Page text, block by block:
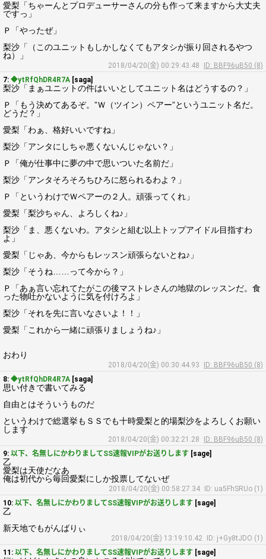
愛梨「ちゃーんとプロデューサーさんの分も作って来ますから大丈夫
ですっ」
Ｐ「やったぜ」
梨沙「（このユニットもしかしなくてもアタシが振り回されるやつ
ね）」
2018/04/20(金) 00:29:43.48
ID: BBF96uB50 (8)
7: ◆ytRfQhDR4R7A [saga]
梨沙「まぁユニットの件はいいとしてユニット名はどうするの？」
Ｐ「もう決めてあるぞ。”Ｗ（ツイン）ペアー”というユニット名だ。
どうだ？」
愛梨「わぁ、格好いいですね」
梨沙「アンタにしちゃ悪くないんじゃない？」
Ｐ「俺が仕事中に夢の中で思いついた名前だ」
梨沙「アンタそろそろちひろに怒られるわよ？」
Ｐ「というわけでＷペアーの２人。頑張ってくれ」
愛梨「梨沙ちゃん、よろしくね♪」
梨沙「ま、悪くないわ。アタシと組む以上トップアイドル目指すわ
よ」
愛梨「じゃあ、今からもレッスン頑張らないとね♪」
梨沙「そうね……って今から？」
Ｐ「あぁ言い忘れてたがこの後マストレさんの地獄のレッスンだ。食
った物吐かないように気を付けろよ」
梨沙「それを先に言いなさいよ！！」
愛梨「これから一緒に頑張りましょうね♪」
おわり
2018/04/20(金) 00:30:44.93
ID: BBF96uB50 (8)
8: ◆ytRfQhDR4R7A [saga]
思い付きで書いてみる
自由とはそういうものだ
というわけで総選挙もＳＳでも十時愛梨と的場梨沙をよろしくお願い
します
2018/04/20(金) 00:32:21.28
ID: BBF96uB50 (8)
9: 以下、名無しにかわりましてSS速報VIPがお送りします [sage]
乙
愛梨は天使だなあ
俺は初代から毎回愛梨にしか投票してないぜ
2018/04/20(金) 00:58:27.34
ID: ua5FhSRUo (1)
10: 以下、名無しにかわりましてSS速報VIPがお送りします [sage]
乙
新天地でもがんばりぃ
2018/04/20(金) 13:19:10.42
ID: j+Gy8tJDO (1)
11: 以下、名無しにかわりましてSS速報VIPがお送りします [sage]